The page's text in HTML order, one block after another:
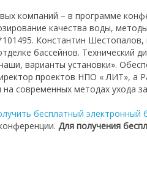
компаний – в программе
качества воды,
Константин Шестопалов,
бассейнов. Технический
варианты установки».
проектов НПО « ЛИТ», а
современных методах ухода
бесплатный электронный
Для получения